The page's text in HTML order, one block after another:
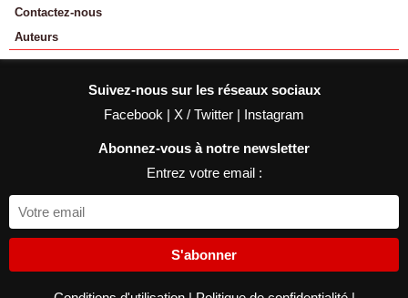
Contactez-nous
Auteurs
Suivez-nous sur les réseaux sociaux
Facebook | X / Twitter | Instagram
Abonnez-vous à notre newsletter
Entrez votre email :
S'abonner